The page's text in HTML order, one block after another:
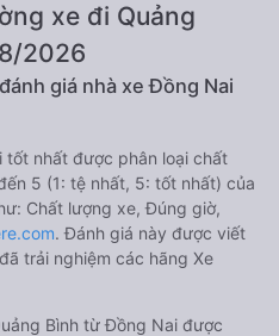
xe đi Quảng
2026
giá nhà xe Đồng Nai
tốt nhất được phân loại chất
5 (1: tệ nhất, 5: tốt nhất) của
Chất lượng xe, Đúng giờ,
. Đánh giá này được viết
trải nghiệm các hãng Xe
Bình từ Đồng Nai được